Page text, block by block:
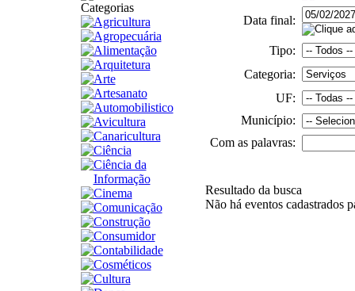
Categorias
Agricultura
Agropecuária
Alimentação
Arquitetura
Arte
Artesanato
Automobilistico
Avicultura
Canaricultura
Ciência
Ciência da
Informação
Cinema
Comunicação
Construção
Consumidor
Contabilidade
Cosméticos
Cultura
Data final:
Tipo:
Categoria:
UF:
Município:
Com as palavras:
Resultado da busca
Não há eventos cadastrados